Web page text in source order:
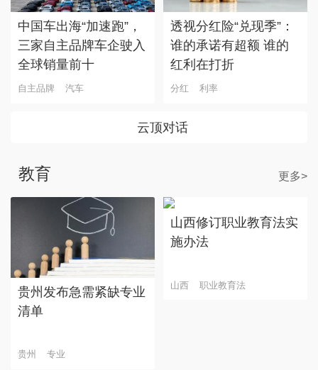
中国车出海“加速跑”，
三家自主品牌车企驶入
全球销量前十
自主品牌 汽车
透视分红险“兑现季”：
谁的承诺有超额 谁的
红利在打折
分红 利率
云顶对话
教育 更多>
贵州发布急需紧缺专业
清单
贵州 专业
山西修订职业教育法实
施办法
山西 职业教育法